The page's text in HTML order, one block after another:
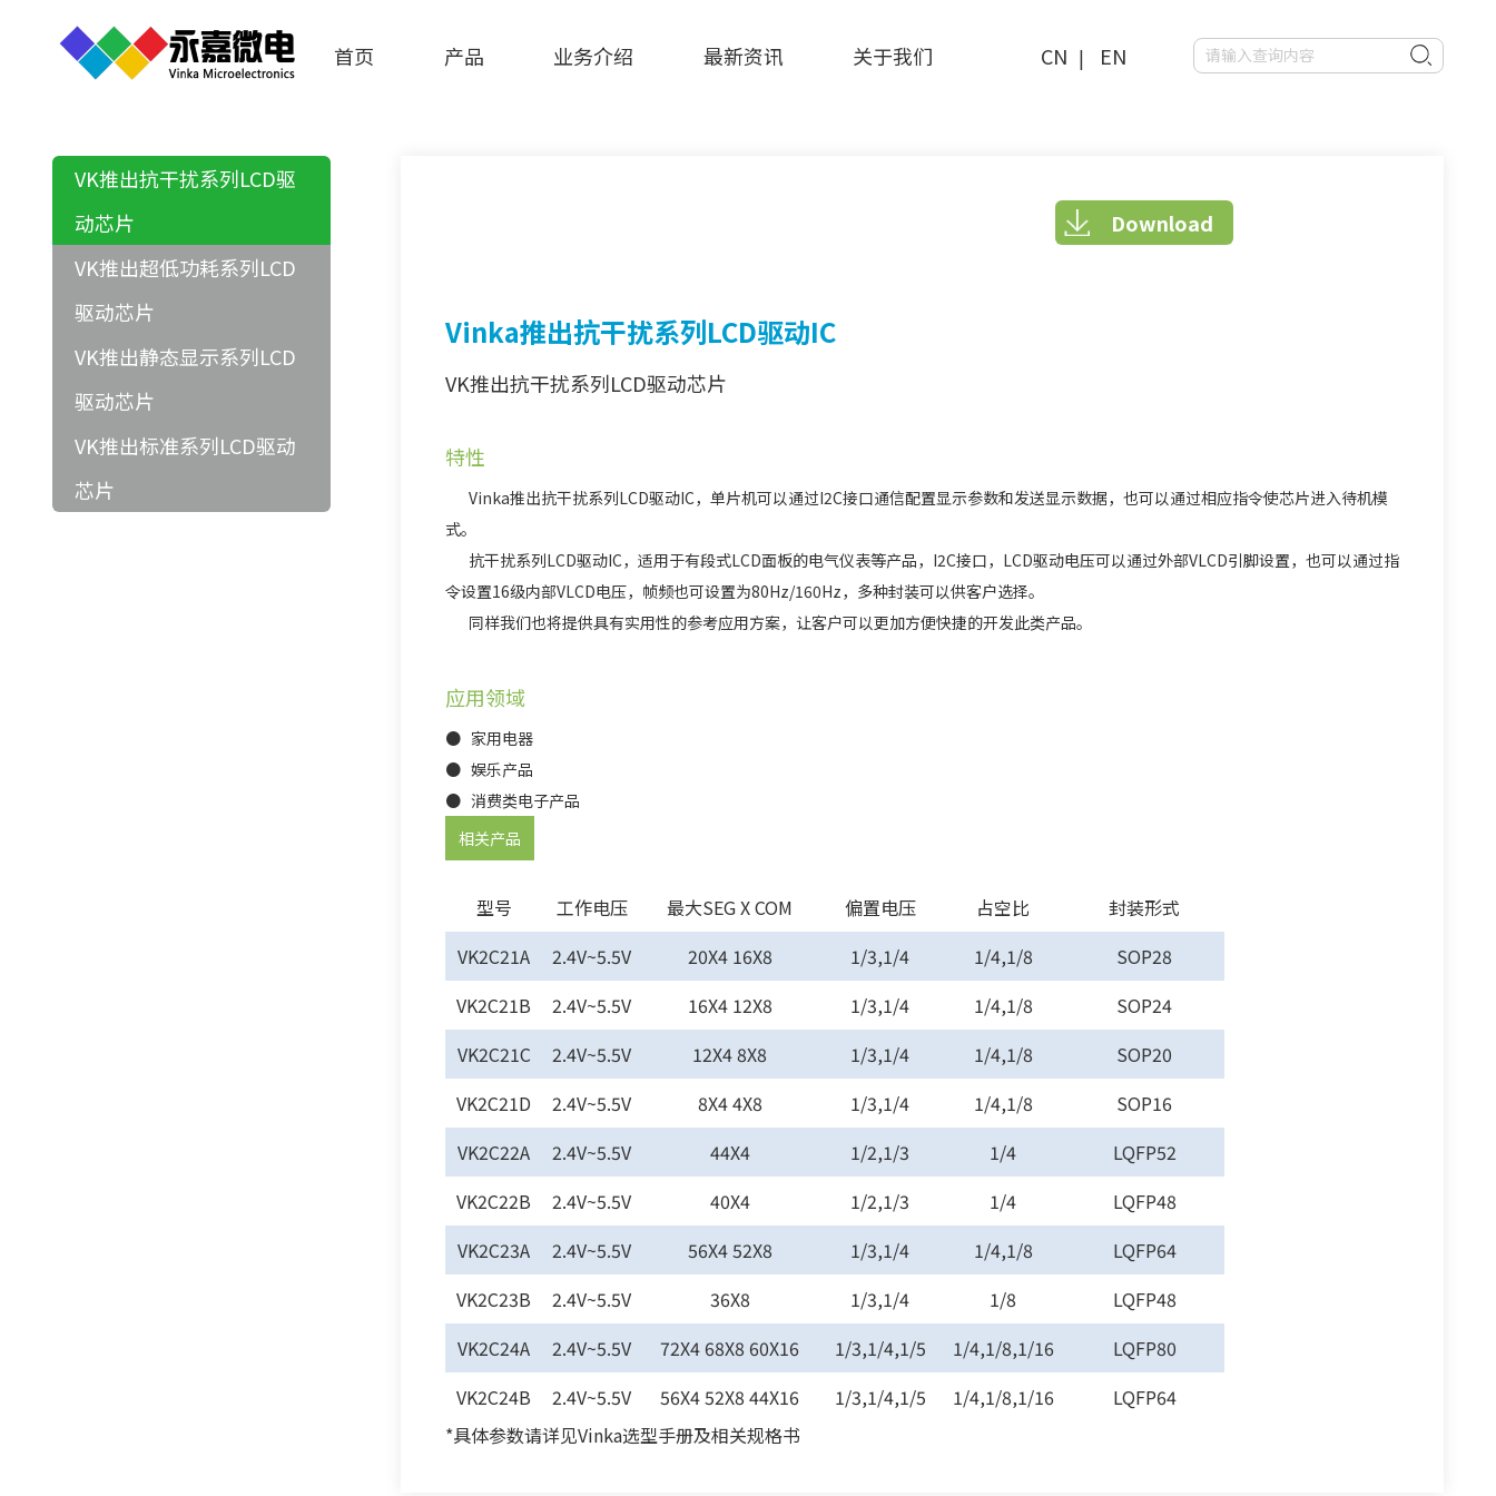
CN | EN
首页 产品 业务介绍 最新资讯 关于我们
VK推出抗干扰系列LCD驱
动芯片
VK推出超低功耗系列LCD
驱动芯片
VK推出静态显示系列LCD
驱动芯片
VK推出标准系列LCD驱动
芯片
Download
Vinka推出抗干扰系列LCD驱动IC
VK推出抗干扰系列LCD驱动芯片
特性
Vinka推出抗干扰系列LCD驱动IC，单片机可以通过I2C接口通信配置显示参数和发送显示数据，也可以通过相应指令使芯片进入待机模
式。
抗干扰系列LCD驱动IC，适用于有段式LCD面板的电气仪表等产品，I2C接口，LCD驱动电压可以通过外部VLCD引脚设置，也可以通过指
令设置16级内部VLCD电压，帧频也可设置为80Hz/160Hz，多种封装可以供客户选择。
同样我们也将提供具有实用性的参考应用方案，让客户可以更加方便快捷的开发此类产品。
应用领域
● 家用电器
● 娱乐产品
● 消费类电子产品
相关产品
型号 工作电压 最大SEG X COM 偏置电压 占空比
封装形式
VK2C21A
2.4V~5.5V 20X4 16X8 1/3,1/4 1/4,1/8
SOP28
VK2C21B
2.4V~5.5V 16X4 12X8 1/3,1/4 1/4,1/8
SOP24
VK2C21C
2.4V~5.5V 12X4 8X8 1/3,1/4 1/4,1/8
SOP20
VK2C21D
2.4V~5.5V 8X4 4X8 1/3,1/4 1/4,1/8
SOP16
VK2C22A
2.4V~5.5V 44X4 1/2,1/3 1/4
LQFP52
VK2C22B
2.4V~5.5V 40X4 1/2,1/3 1/4
LQFP48
VK2C23A
2.4V~5.5V 56X4 52X8 1/3,1/4 1/4,1/8
LQFP64
VK2C23B
2.4V~5.5V 36X8 1/3,1/4 1/8
LQFP48
VK2C24A
2.4V~5.5V 72X4 68X8 60X16 1/3,1/4,1/5 1/4,1/8,1/16
LQFP80
VK2C24B
2.4V~5.5V 56X4 52X8 44X16 1/3,1/4,1/5 1/4,1/8,1/16
LQFP64
*具体参数请详见Vinka选型手册及相关规格书